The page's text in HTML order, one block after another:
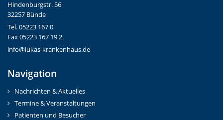
Hindenburgstr. 56
32257 Bünde
Tel. 05223 167 0
Fax 05223 167 19 2
info@lukas-krankenhaus.de
Navigation
Nachrichten & Aktuelles
Termine & Veranstaltungen
Patienten und Besucher